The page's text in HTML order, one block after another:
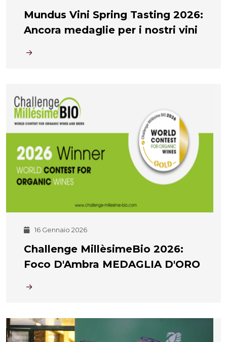
Mundus Vini Spring Tasting 2026:
Ancora medaglie per i nostri vini
16 Gennaio 2026
Challenge MillèsimeBio 2026:
Foco D'Ambra MEDAGLIA D'ORO